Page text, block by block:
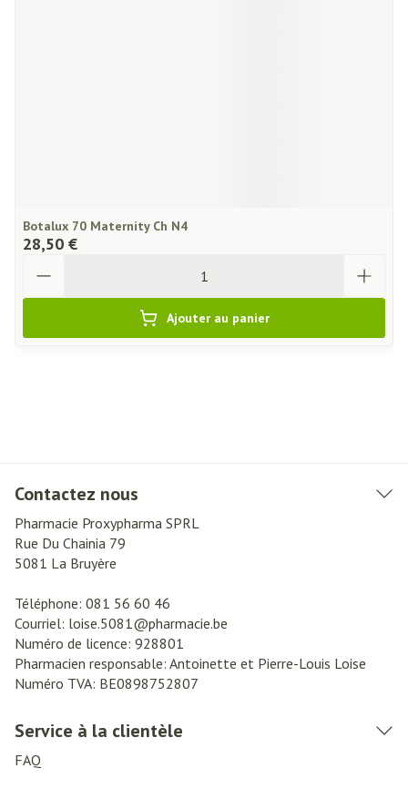
Botalux 70 Maternity Ch N4
28,50 €
Ajouter au panier
Contactez nous
Pharmacie Proxypharma SPRL
Rue Du Chainia 79
5081 La Bruyère
Téléphone: 081 56 60 46
Courriel: loise.5081@pharmacie.be
Numéro de licence: 928801
Pharmacien responsable: Antoinette et Pierre-Louis Loise
Numéro TVA: BE0898752807
Service à la clientèle
FAQ